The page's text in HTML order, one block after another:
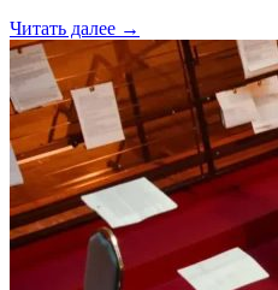
Читать далее →